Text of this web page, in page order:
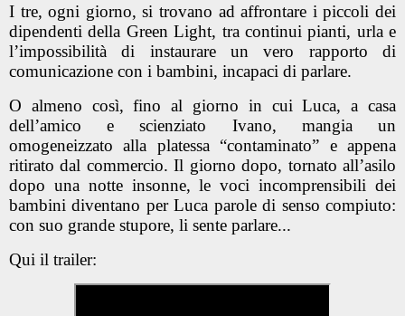
I tre, ogni giorno, si trovano ad affrontare i piccoli dei
dipendenti della Green Light, tra continui pianti, urla e
l’impossibilità di instaurare un vero rapporto di
comunicazione con i bambini, incapaci di parlare.
O almeno così, fino al giorno in cui Luca, a casa
dell’amico e scienziato Ivano, mangia un
omogeneizzato alla platessa “contaminato” e appena
ritirato dal commercio. Il giorno dopo, tornato all’asilo
dopo una notte insonne, le voci incomprensibili dei
bambini diventano per Luca parole di senso compiuto:
con suo grande stupore, li sente parlare...
Qui il trailer: